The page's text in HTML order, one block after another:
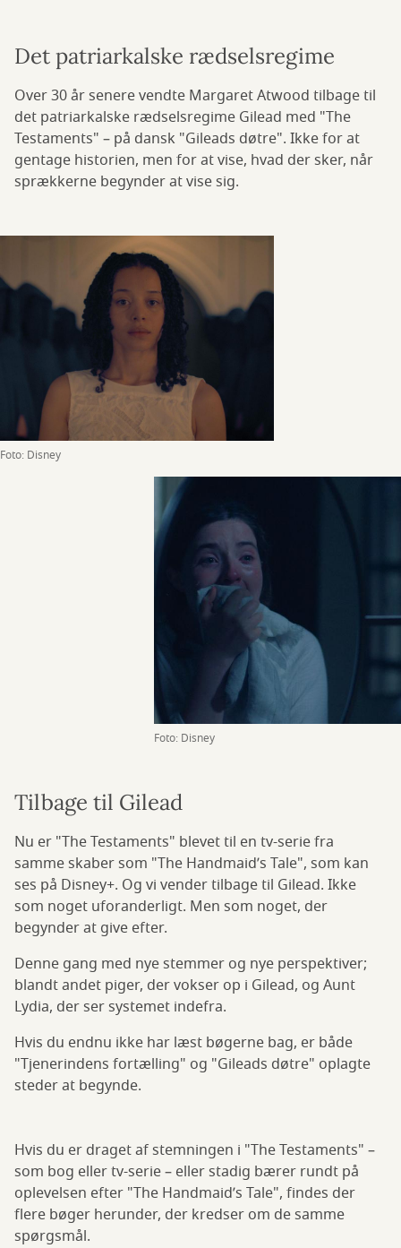
Det patriarkalske rædselsregime
Over 30 år senere vendte Margaret Atwood tilbage til
det patriarkalske rædselsregime Gilead med "The
Testaments" – på dansk "Gileads døtre". Ikke for at
gentage historien, men for at vise, hvad der sker, når
sprækkerne begynder at vise sig.
Foto: Disney
Foto: Disney
Tilbage til Gilead
Nu er "The Testaments" blevet til en tv-serie fra
samme skaber som "The Handmaid’s Tale", som kan
ses på Disney+. Og vi vender tilbage til Gilead. Ikke
som noget uforanderligt. Men som noget, der
begynder at give efter.
Denne gang med nye stemmer og nye perspektiver;
blandt andet piger, der vokser op i Gilead, og Aunt
Lydia, der ser systemet indefra.
Hvis du endnu ikke har læst bøgerne bag, er både
"Tjenerindens fortælling" og "Gileads døtre" oplagte
steder at begynde.
Hvis du er draget af stemningen i "The Testaments" –
som bog eller tv-serie – eller stadig bærer rundt på
oplevelsen efter "The Handmaid’s Tale", findes der
flere bøger herunder, der kredser om de samme
spørgsmål.